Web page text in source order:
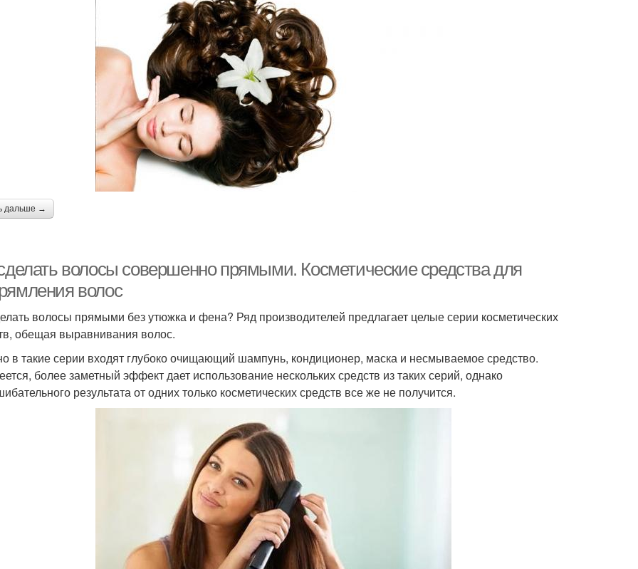
дальше →
волосы совершенно прямыми. Косметические средства для
волос
волосы прямыми без утюжка и фена? Ряд производителей предлагает целые серии косметических
обещая выравнивания волос.
в такие серии входят глубоко очищающий шампунь, кондиционер, маска и несмываемое средство.
более заметный эффект дает использование нескольких средств из таких серий, однако
результата от одних только косметических средств все же не получится.